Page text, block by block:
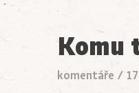
Komu
komentáře /